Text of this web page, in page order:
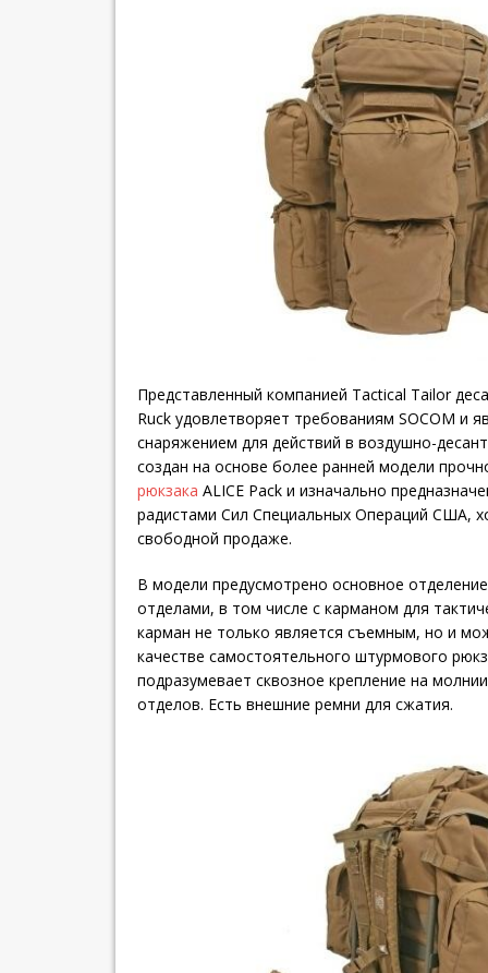
Представленный компанией Tactical Tailor
Ruck удовлетворяет требованиям SOCOM и
снаряжением для действий в воздушно-
создан на основе более ранней модели
рюкзака ALICE Pack и изначально
радистами Сил Специальных Операций США,
свободной продаже.
В модели предусмотрено основное
отделами, в том числе с карманом для
карман не только является съемным, но и
качестве самостоятельного штурмового
подразумевает сквозное крепление на
отделов. Есть внешние ремни для сжатия.